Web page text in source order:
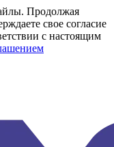
Продолжая
свое согласие
с настоящим